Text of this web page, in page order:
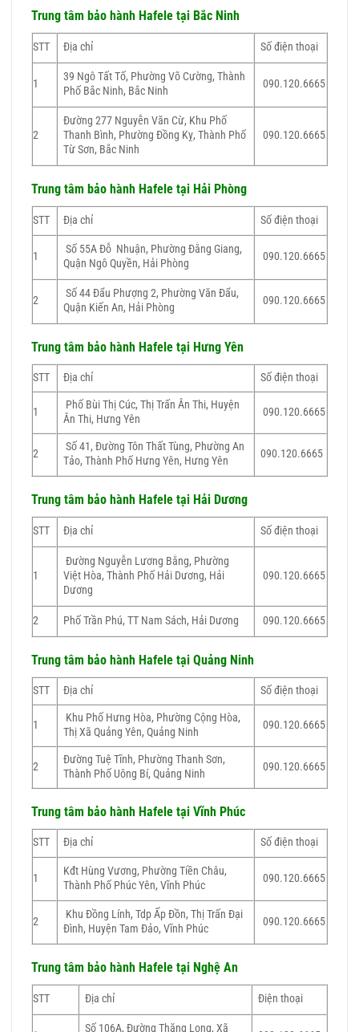
Trung tâm bảo hành Hafele tại Bắc Ninh
STT Địa chỉ Số điện thoại
1
39 Ngô Tất Tố, Phường Võ Cường, Thành
Phố Bắc Ninh, Bắc Ninh
090.120.6665
2
Đường 277 Nguyễn Văn Cừ, Khu Phố
Thanh Bình, Phường Đồng Kỵ, Thành Phố
Từ Sơn, Bắc Ninh
090.120.6665
Trung tâm bảo hành Hafele tại Hải Phòng
STT Địa chỉ Số điện thoại
1
Số 55A Đỗ Nhuận, Phường Đằng Giang,
Quận Ngô Quyền, Hải Phòng
090.120.6665
2
Số 44 Đẩu Phượng 2, Phường Văn Đẩu,
Quận Kiến An, Hải Phòng
090.120.6665
Trung tâm bảo hành Hafele tại Hưng Yên
STT Địa chỉ Số điện thoại
1
Phố Bùi Thị Cúc, Thị Trấn Ân Thi, Huyện
Ân Thi, Hưng Yên
090.120.6665
2
Số 41, Đường Tôn Thất Tùng, Phường An
Tảo, Thành Phố Hưng Yên, Hưng Yên
090.120.6665
Trung tâm bảo hành Hafele tại Hải Dương
STT Địa chỉ Số điện thoại
1
Đường Nguyễn Lương Bằng, Phường
Việt Hòa, Thành Phố Hải Dương, Hải
Dương
090.120.6665
2 Phố Trần Phú, TT Nam Sách, Hải Dương 090.120.6665
Trung tâm bảo hành Hafele tại Quảng Ninh
STT Địa chỉ Số điện thoại
1
Khu Phố Hưng Hòa, Phường Cộng Hòa,
Thị Xã Quảng Yên, Quảng Ninh
090.120.6665
2
Đường Tuệ Tĩnh, Phường Thanh Sơn,
Thành Phố Uông Bí, Quảng Ninh
090.120.6665
Trung tâm bảo hành Hafele tại Vĩnh Phúc
STT Địa chỉ Số điện thoại
1
Kđt Hùng Vương, Phường Tiền Châu,
Thành Phố Phúc Yên, Vĩnh Phúc
090.120.6665
2
Khu Đồng Lính, Tdp Ấp Đồn, Thị Trấn Đại
Đình, Huyện Tam Đảo, Vĩnh Phúc
090.120.6665
Trung tâm bảo hành Hafele tại Nghệ An
STT Địa chỉ Điện thoại
Số 106A, Đường Thăng Long, Xã